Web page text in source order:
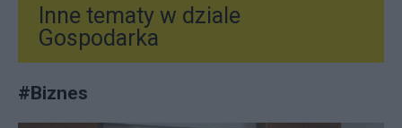
Inne tematy w dziale
Gospodarka
#Biznes